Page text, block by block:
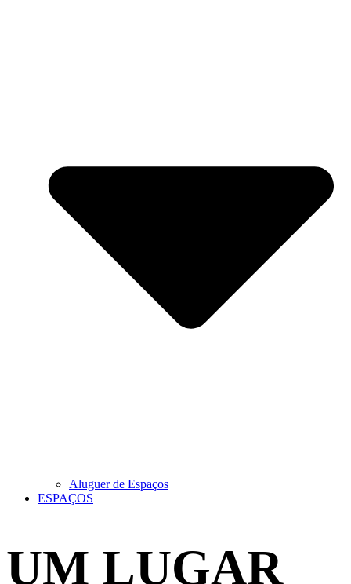
Aluguer de Espaços
ESPAÇOS
UM LUGAR